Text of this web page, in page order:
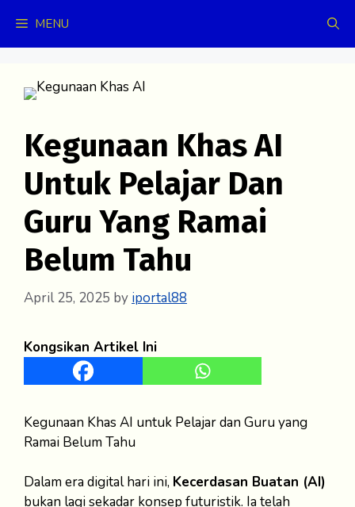
content
MENU
Kegunaan Khas AI
Untuk Pelajar Dan
Guru Yang Ramai
Belum Tahu
April 25, 2025 by iportal88
Kongsikan Artikel Ini
Kegunaan Khas AI untuk Pelajar dan Guru yang
Ramai Belum Tahu
Dalam era digital hari ini, Kecerdasan Buatan (AI)
bukan lagi sekadar konsep futuristik. Ia telah